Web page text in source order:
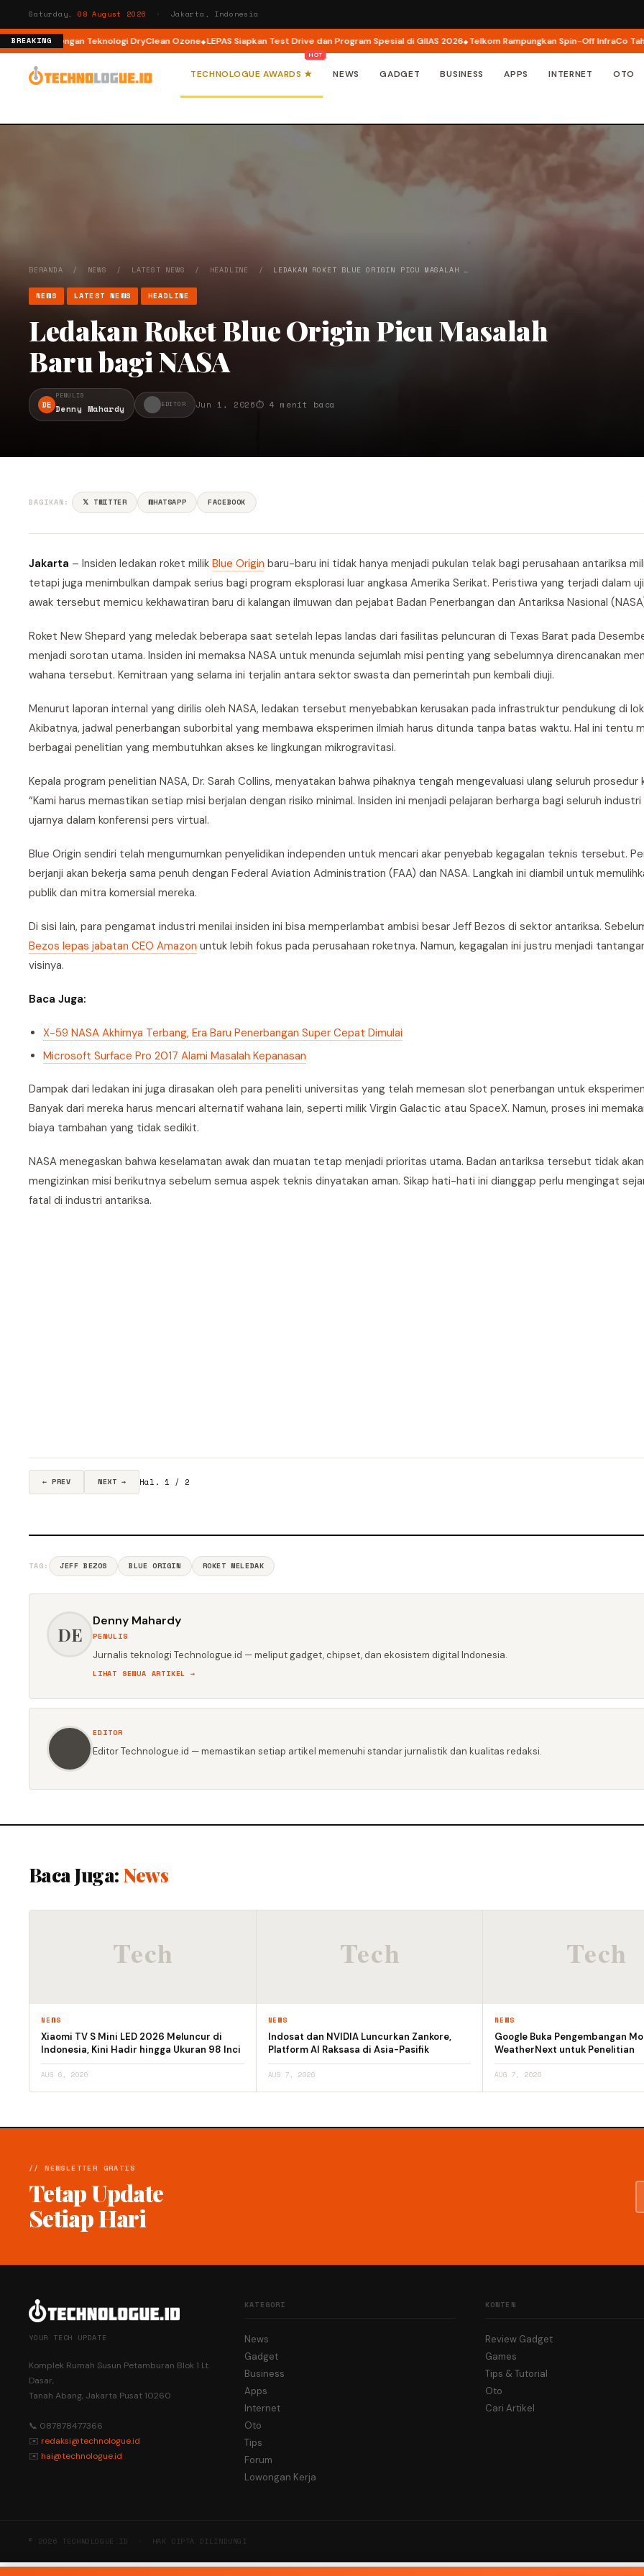
Saturday, 08 August 2026 · Jakarta, Indonesia
BREAKING
Load dengan Teknologi DryClean Ozone LEPAS Siapkan Test Drive dan Program Spesial di GIIAS 2026 Telkom Rampungkan Spin-Off InfraCo Tahap
TECHNOLOGUE AWARDS ★ NEWS GADGET BUSINESS APPS INTERNET OTO
BERANDA / NEWS / LATEST NEWS / HEADLINE / LEDAKAN ROKET BLUE ORIGIN PICU MASALAH …
NEWS LATEST NEWS HEADLINE
Ledakan Roket Blue Origin Picu Masalah
Baru bagi NASA
DE
PENULIS
Denny Mahardy EDITOR Jun 1, 2026⏱ 4 menit baca
BAGIKAN: 𝕏 TWITTER WHATSAPP FACEBOOK
Jakarta – Insiden ledakan roket milik Blue Origin baru-baru ini tidak hanya menjadi pukulan telak bagi perusahaan antariksa
tetapi juga menimbulkan dampak serius bagi program eksplorasi luar angkasa Amerika Serikat. Peristiwa yang terjadi dalam
awak tersebut memicu kekhawatiran baru di kalangan ilmuwan dan pejabat Badan Penerbangan dan Antariksa Nasional
Roket New Shepard yang meledak beberapa saat setelah lepas landas dari fasilitas peluncuran di Texas Barat pada
menjadi sorotan utama. Insiden ini memaksa NASA untuk menunda sejumlah misi penting yang sebelumnya direncanakan
wahana tersebut. Kemitraan yang selama ini terjalin antara sektor swasta dan pemerintah pun kembali diuji.
Menurut laporan internal yang dirilis oleh NASA, ledakan tersebut menyebabkan kerusakan pada infrastruktur pendukung di
Akibatnya, jadwal penerbangan suborbital yang membawa eksperimen ilmiah harus ditunda tanpa batas waktu. Hal ini tentu
berbagai penelitian yang membutuhkan akses ke lingkungan mikrogravitasi.
Kepala program penelitian NASA, Dr. Sarah Collins, menyatakan bahwa pihaknya tengah mengevaluasi ulang seluruh prosedur
“Kami harus memastikan setiap misi berjalan dengan risiko minimal. Insiden ini menjadi pelajaran berharga bagi seluruh industri
ujarnya dalam konferensi pers virtual.
Blue Origin sendiri telah mengumumkan penyelidikan independen untuk mencari akar penyebab kegagalan teknis tersebut.
berjanji akan bekerja sama penuh dengan Federal Aviation Administration (FAA) dan NASA. Langkah ini diambil untuk
publik dan mitra komersial mereka.
Di sisi lain, para pengamat industri menilai insiden ini bisa memperlambat ambisi besar Jeff Bezos di sektor antariksa.
Bezos lepas jabatan CEO Amazon untuk lebih fokus pada perusahaan roketnya. Namun, kegagalan ini justru menjadi
visinya.
Baca Juga:
X-59 NASA Akhirnya Terbang, Era Baru Penerbangan Super Cepat Dimulai
Microsoft Surface Pro 2017 Alami Masalah Kepanasan
Dampak dari ledakan ini juga dirasakan oleh para peneliti universitas yang telah memesan slot penerbangan untuk
Banyak dari mereka harus mencari alternatif wahana lain, seperti milik Virgin Galactic atau SpaceX. Namun, proses ini
biaya tambahan yang tidak sedikit.
NASA menegaskan bahwa keselamatan awak dan muatan tetap menjadi prioritas utama. Badan antariksa tersebut tidak
mengizinkan misi berikutnya sebelum semua aspek teknis dinyatakan aman. Sikap hati-hati ini dianggap perlu mengingat
fatal di industri antariksa.
← PREV NEXT → Hal. 1 / 2
TAG: JEFF BEZOS BLUE ORIGIN ROKET MELEDAK
DE
Denny Mahardy
PENULIS
Jurnalis teknologi Technologue.id — meliput gadget, chipset, dan ekosistem digital Indonesia.
LIHAT SEMUA ARTIKEL →
EDITOR
Editor Technologue.id — memastikan setiap artikel memenuhi standar jurnalistik dan kualitas redaksi.
Baca Juga: News
NEWS
Xiaomi TV S Mini LED 2026 Meluncur di
Indonesia, Kini Hadir hingga Ukuran 98 Inci
AUG 6, 2026
NEWS
Indosat dan NVIDIA Luncurkan Zankore,
Platform AI Raksasa di Asia-Pasifik
AUG 7, 2026
NEWS
Google Buka Pengembangan
WeatherNext untuk Penelitian
AUG 7, 2026
// NEWSLETTER GRATIS
Tetap Update
Setiap Hari
YOUR TECH UPDATE
Komplek Rumah Susun Petamburan Blok 1 Lt.
Dasar,
Tanah Abang, Jakarta Pusat 10260
📞 087878477366
✉️ redaksi@technologue.id
✉️ hai@technologue.id
KATEGORI
News
Gadget
Business
Apps
Internet
Oto
Tips
Forum
Lowongan Kerja
KONTEN
Review Gadget
Games
Tips & Tutorial
Oto
Cari Artikel
© 2026 TECHNOLOGUE.ID · HAK CIPTA DILINDUNGI